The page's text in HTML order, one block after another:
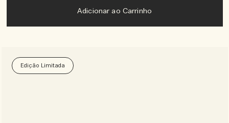
Adicionar ao Carrinho
Edição Limitada